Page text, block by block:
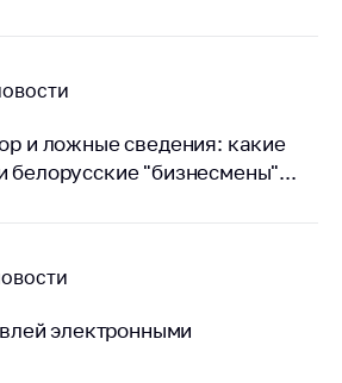
и
и ложные сведения: какие
белорусские "бизнесмены"...
электронными